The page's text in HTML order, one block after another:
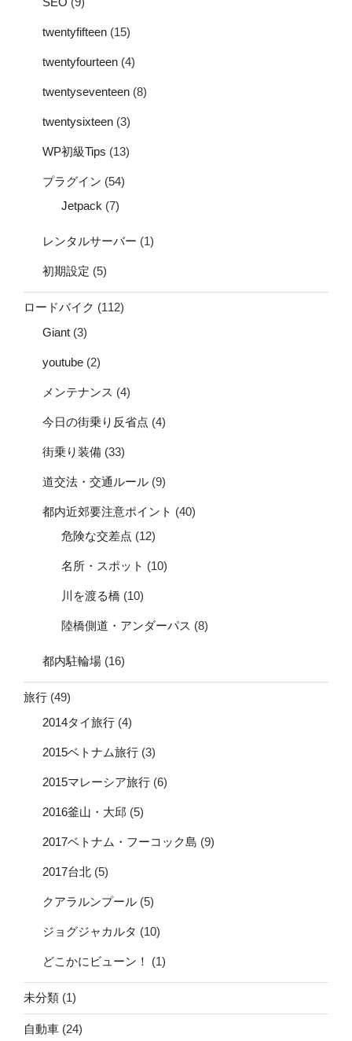
twentyfifteen (15)
twentyfourteen (4)
twentyseventeen (8)
twentysixteen (3)
WP初級Tips (13)
プラグイン (54)
Jetpack (7)
レンタルサーバー (1)
初期設定 (5)
ロードバイク (112)
Giant (3)
youtube (2)
メンテナンス (4)
今日の街乗り反省点 (4)
街乗り装備 (33)
道交法・交通ルール (9)
都内近郊要注意ポイント (40)
危険な交差点 (12)
名所・スポット (10)
川を渡る橋 (10)
陸橋側道・アンダーパス (8)
都内駐輪場 (16)
旅行 (49)
2014タイ旅行 (4)
2015ベトナム旅行 (3)
2015マレーシア旅行 (6)
2016釜山・大邱 (5)
2017ベトナム・フーコック島 (9)
2017台北 (5)
クアラルンプール (5)
ジョグジャカルタ (10)
どこかにビューン！ (1)
未分類 (1)
自動車 (24)